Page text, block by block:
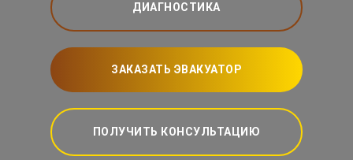
ДИАГНОСТИКА
ЗАКАЗАТЬ ЭВАКУАТОР
ПОЛУЧИТЬ КОНСУЛЬТАЦИЮ